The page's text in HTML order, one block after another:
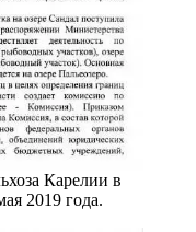
Карелии в
2019 года.